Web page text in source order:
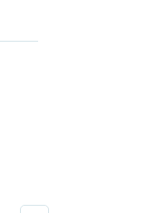
verzonden, super!